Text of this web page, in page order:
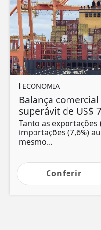
ECONOMIA
Balança
superávit de US$
Tanto as exportações
importações (7,6%)
mesmo...
Conferir